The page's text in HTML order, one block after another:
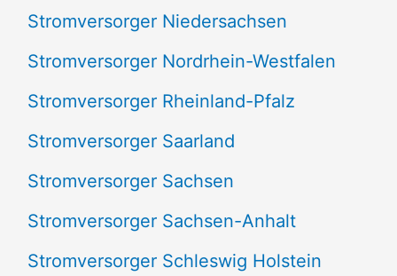
Stromversorger Niedersachsen
Stromversorger Nordrhein-Westfalen
Stromversorger Rheinland-Pfalz
Stromversorger Saarland
Stromversorger Sachsen
Stromversorger Sachsen-Anhalt
Stromversorger Schleswig Holstein